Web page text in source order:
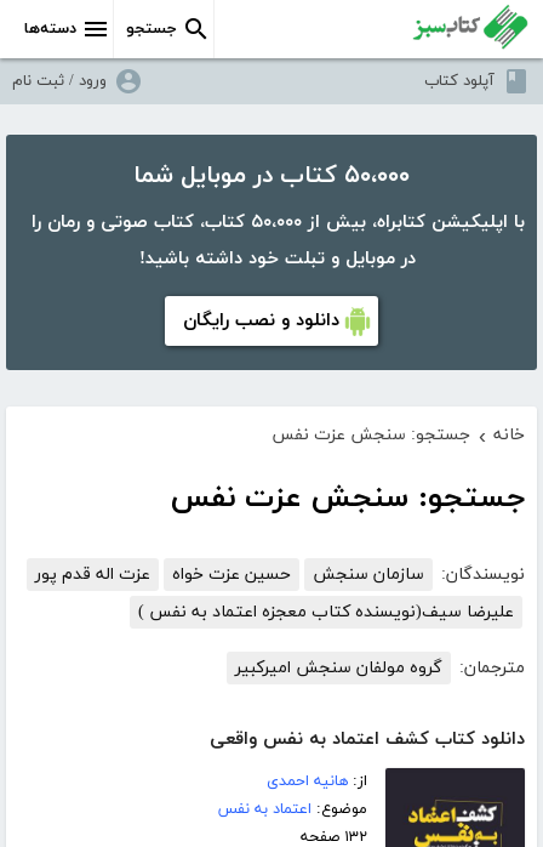
دسته‌ها جستجو
آپلود کتاب ورود / ثبت نام
۵۰،۰۰۰ کتاب در موبایل شما
با اپلیکیشن کتابراه، بیش از ۵۰،۰۰۰ کتاب، کتاب صوتی و رمان را
در موبایل و تبلت خود داشته باشید!
دانلود و نصب رایگان
خانه › جستجو: سنجش عزت نفس
جستجو: سنجش عزت نفس
نویسندگان: سازمان سنجش حسین عزت خواه
عزت اله قدم پور
علیرضا سیف(نویسنده کتاب معجزه اعتماد به نفس )
مترجمان: گروه مولفان سنجش امیرکبیر
دانلود کتاب کشف اعتماد به نفس واقعی
از:هانیه احمدی
موضوع: اعتماد به نفس
۱۳۲ صفحه